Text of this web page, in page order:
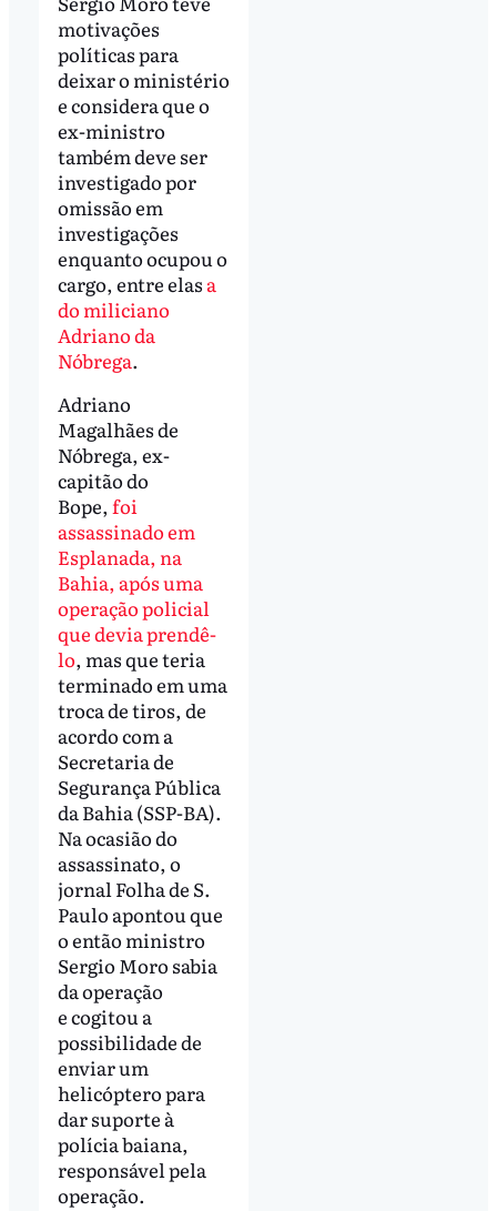
motivações
políticas para
deixar o ministério
e considera que o
ex-ministro
também deve ser
investigado por
omissão em
investigações
enquanto ocupou o
cargo, entre elas a
do miliciano
Adriano da
Nóbrega.
Adriano
Magalhães de
Nóbrega, ex-
capitão do
Bope, foi
assassinado em
Esplanada, na
Bahia, após uma
operação policial
que devia prendê-
lo, mas que teria
terminado em uma
troca de tiros, de
acordo com a
Secretaria de
Segurança Pública
da Bahia (SSP-BA).
Na ocasião do
assassinato, o
jornal Folha de S.
Paulo apontou que
o então ministro
Sergio Moro sabia
da operação
e cogitou a
possibilidade de
enviar um
helicóptero para
dar suporte à
polícia baiana,
responsável pela
operação.